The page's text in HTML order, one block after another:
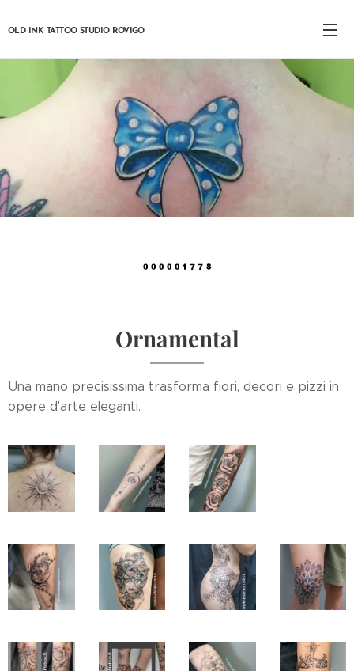
OLD INK TATTOO STUDIO ROVIGO
Ornamental
Una mano precisissima trasforma fiori, decori e pizzi in
opere d'arte eleganti.